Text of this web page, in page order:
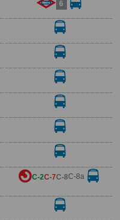
6
C-2C-7C-8C-8a